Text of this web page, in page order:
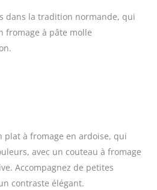
dans la tradition normande, qui
fromage à pâte molle
plat à fromage en ardoise, qui
avec un couteau à fromage
Accompagnez de petites
contraste élégant.